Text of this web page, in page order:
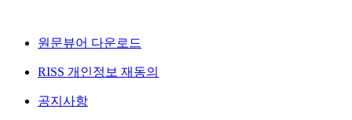
원문뷰어 다운로드
RISS 개인정보 재동의
공지사항